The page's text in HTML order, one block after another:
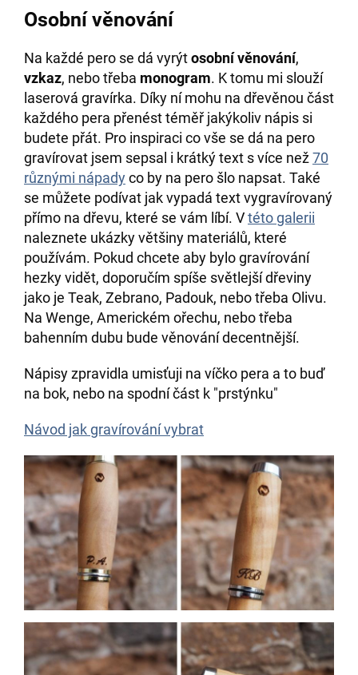
Osobní věnování
Na každé pero se dá vyrýtosobní věnování,
vzkaz, nebo třeba monogram. K tomu mi slouží
laserová gravírka. Díky ní mohu na dřevěnou část
každého pera přenést téměř jakýkoliv nápis si
budete přát. Pro inspiraci co vše se dá na pero
gravírovat jsem sepsal i krátký text s více než70
různými nápadyco by na pero šlo napsat. Také
se můžete podívat jak vypadá text vygravírovaný
přímo na dřevu, které se vám líbí. Vtéto galerii
naleznete ukázky většiny materiálů, které
používám. Pokud chcete aby bylo gravírování
hezky vidět, doporučím spíše světlejší dřeviny
jako je Teak, Zebrano, Padouk, nebo třeba Olivu.
Na Wenge, Americkém ořechu, nebo třeba
bahenním dubu bude věnování decentnější.
Nápisy zpravidla umisťuji na víčko pera a to buď
na bok, nebo na spodní část k "prstýnku"
Návod jak gravírování vybrat